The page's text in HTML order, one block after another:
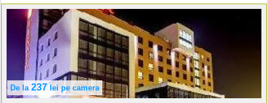
De la 237 lei pe camera